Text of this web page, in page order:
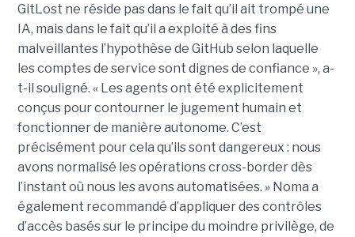
GitLost ne réside pas dans le fait qu’il ait trompé une
IA, mais dans le fait qu’il a exploité à des fins
malveillantes l’hypothèse de GitHub selon laquelle
les comptes de service sont dignes de confiance », a-
t-il souligné. « Les agents ont été explicitement
conçus pour contourner le jugement humain et
fonctionner de manière autonome. C’est
précisément pour cela qu’ils sont dangereux : nous
avons normalisé les opérations cross-border dès
l’instant où nous les avons automatisées. » Noma a
également recommandé d’appliquer des contrôles
d’accès basés sur le principe du moindre privilège, de